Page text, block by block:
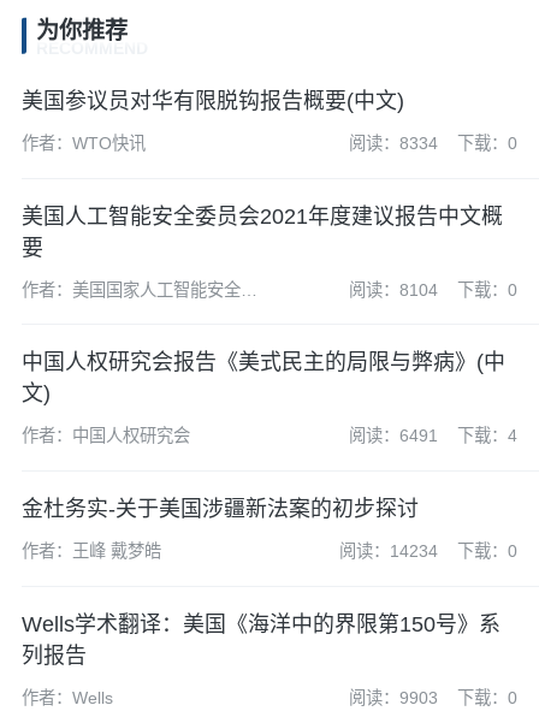
为你推荐
美国参议员对华有限脱钩报告概要(中文)
作者：WTO快讯 阅读：8334 下载：0
美国人工智能安全委员会2021年度建议报告中文概
要
作者：美国国家人工智能安全委
阅读：8104 下载：0
中国人权研究会报告《美式民主的局限与弊病》(中
文)
作者：中国人权研究会 阅读：6491 下载：4
金杜务实-关于美国涉疆新法案的初步探讨
作者：王峰 戴梦皓 阅读：14234 下载：0
Wells学术翻译：美国《海洋中的界限第150号》系
列报告
作者：Wells 阅读：9903 下载：0